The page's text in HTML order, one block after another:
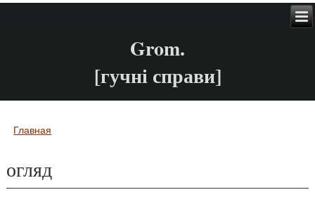
Grom.
[гучні справи]
Вы здесь
Главная
огляд